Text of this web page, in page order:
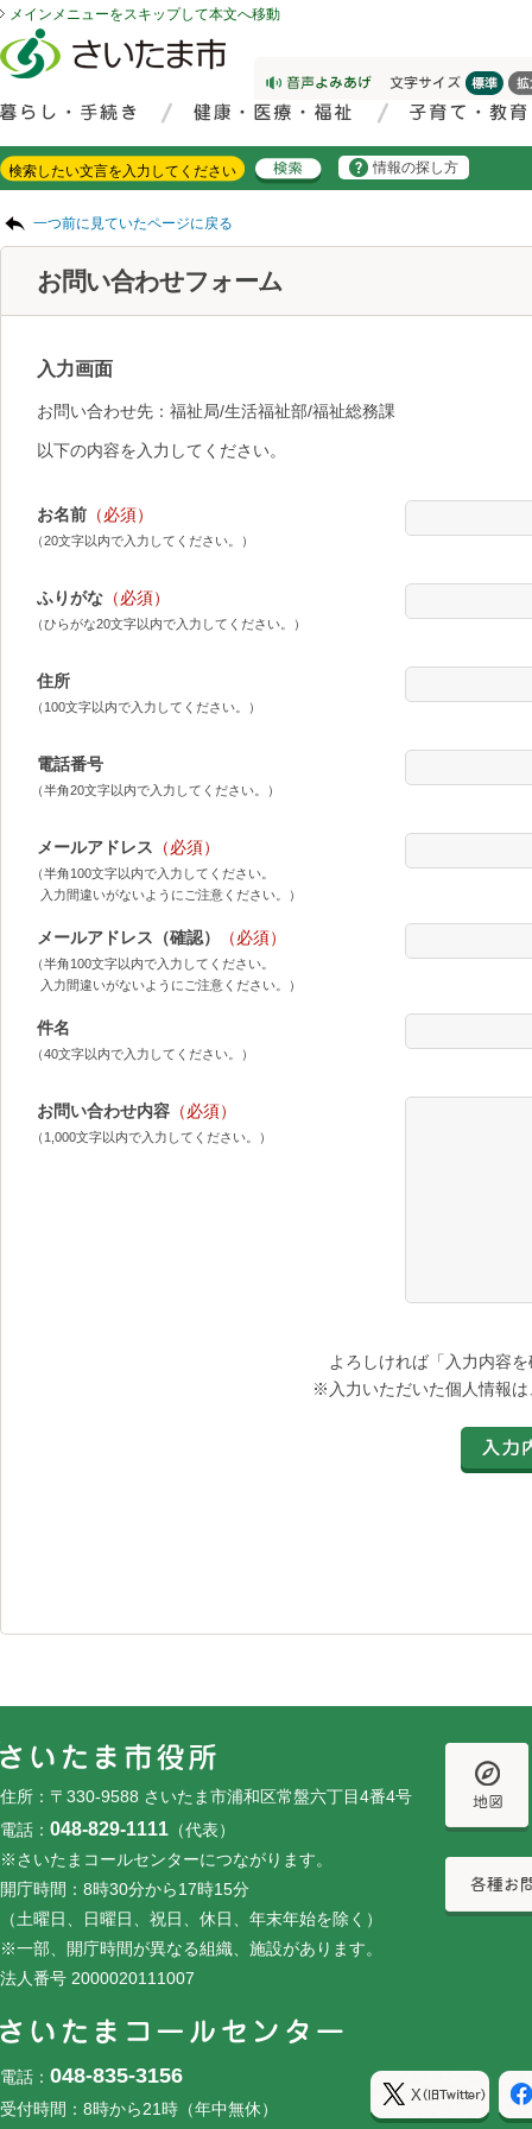
メインメニューをスキップして本文へ移動
情報の探し方
一つ前に見ていたページに戻る
お問い合わせフォーム
入力画面
お問い合わせ先：福祉局/生活福祉部/福祉総務課
以下の内容を入力してください。
お名前 （必須）
（20文字以内で入力してください。）
ふりがな （必須）
（ひらがな20文字以内で入力してください。）
住所
（100文字以内で入力してください。）
電話番号
（半角20文字以内で入力してください。）
メールアドレス （必須）
（半角100文字以内で入力してください。
入力間違いがないようにご注意ください。）
メールアドレス（確認） （必須）
（半角100文字以内で入力してください。
入力間違いがないようにご注意ください。）
件名
（40文字以内で入力してください。）
お問い合わせ内容 （必須）
（1,000文字以内で入力してください。）
よろしければ「入力内容
※入力いただいた個人情報
住所：〒330-9588 さいたま市浦和区常盤六丁目4番4号
電話： 048-829-1111 （代表）
※さいたまコールセンターにつながります。
開庁時間：8時30分から17時15分
（土曜日、日曜日、祝日、休日、年末年始を除く）
※一部、開庁時間が異なる組織、施設があります。
法人番号 2000020111007
電話： 048-835-3156
受付時間：8時から21時（年中無休）